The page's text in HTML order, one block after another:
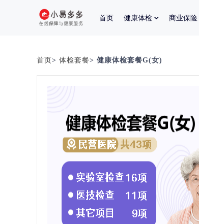
首页 健康体检 商业保险
首页> 体检套餐> 健康体检套餐G(女)